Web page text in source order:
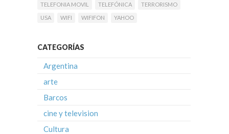
TELEFONIA MOVIL
TELEFÓNICA
TERRORISMO
USA
WIFI WIFIFON YAHOO
CATEGORÍAS
Argentina
arte
Barcos
cine y television
Cultura